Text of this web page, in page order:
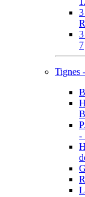
7
Tignes
-